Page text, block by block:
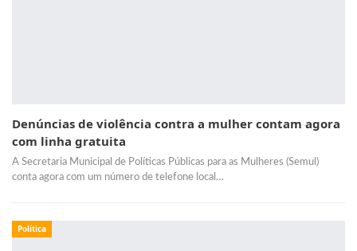
Denúncias de violência contra a mulher contam agora
com linha gratuita
A Secretaria Municipal de Políticas Públicas para as Mulheres (Semul)
conta agora com um número de telefone local…
Política